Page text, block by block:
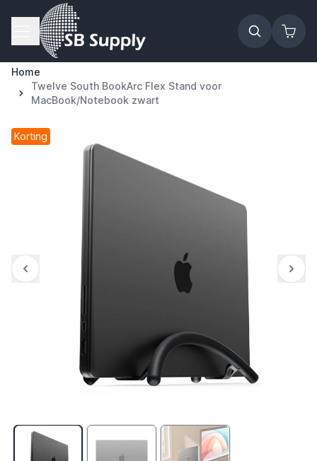
Ga naar de inhoud
Home
Twelve South BookArc Flex Stand voor
MacBook/Notebook zwart
Korting